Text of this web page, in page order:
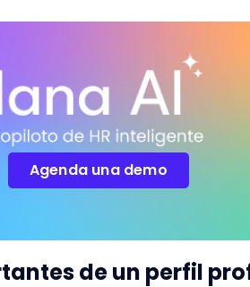
Agenda una demo
de un perfil